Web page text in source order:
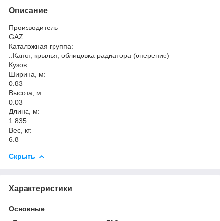
Описание
Производитель
GAZ
Каталожная группа:
..Капот, крылья, облицовка радиатора (оперение)
Кузов
Ширина, м:
0.83
Высота, м:
0.03
Длина, м:
1.835
Вес, кг:
6.8
Скрыть
Характеристики
Основные